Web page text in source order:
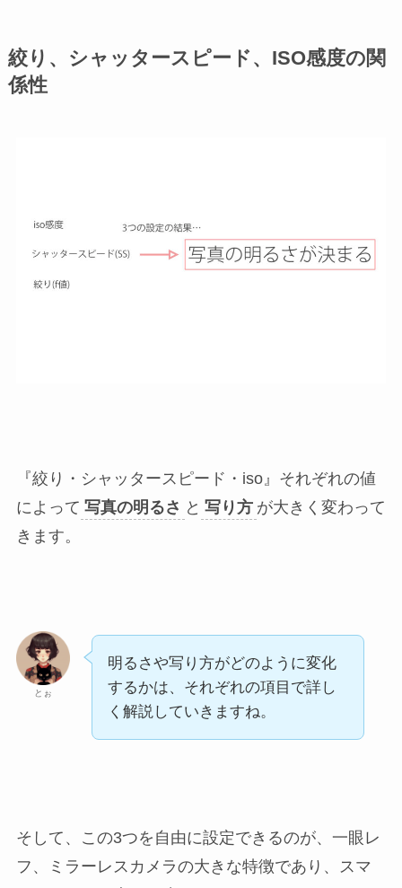
絞り、シャッタースピード、ISO感度の関
係性
『絞り・シャッタースピード・iso』それぞれの値
によって 写真の明るさ と 写り方 が大きく変わって
きます。
とぉ
明るさや写り方がどのように変化
するかは、それぞれの項目で詳し
く解説していきますね。
そして、この3つを自由に設定できるのが、一眼レ
フ、ミラーレスカメラの大きな特徴であり、スマ